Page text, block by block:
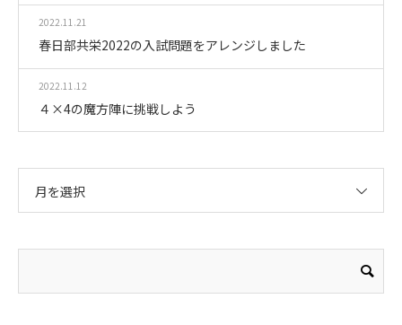
2022.11.21
春日部共栄2022の入試問題をアレンジしました
2022.11.12
４×4の魔方陣に挑戦しよう
月を選択